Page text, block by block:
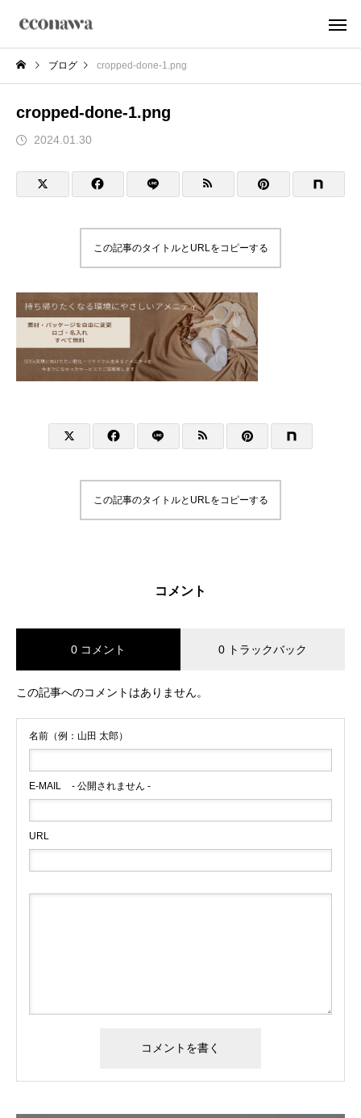
ブログ cropped-done-1.png
cropped-done-1.png
2024.01.30
この記事のタイトルとURLをコピーする
この記事のタイトルとURLをコピーする
コメント
0 コメント 0 トラックバック
この記事へのコメントはありません。
名前（例：山田 太郎）
E-MAIL - 公開されません -
URL